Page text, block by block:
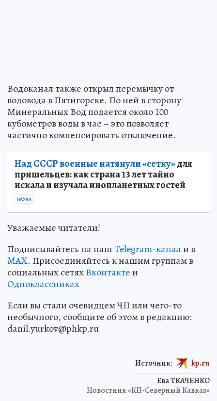
Водоканал также открыл перемычку от
водовода в Пятигорске. По ней в сторону
Минеральных Вод подается около 100
кубометров воды в час – это позволяет
частично компенсировать отключение.
Над СССР военные натянули «сетку»для
пришельцев: как страна 13 лет тайно
искала и изучала инопланетных гостей
НАУКА
Уважаемые читатели!
Подписывайтесь на нашTelegram-канали в
MAX. Присоединяйтесь к нашим группам в
социальных сетяхВконтактеи
Одноклассниках
Если вы стали очевидцем ЧП или чего-то
необычного, сообщите об этом в редакцию:
danil.yurkov@phkp.ru
Ева ТКАЧЕНКО
Новостник «КП-Северный Кавказ»
Источник: kp.ru